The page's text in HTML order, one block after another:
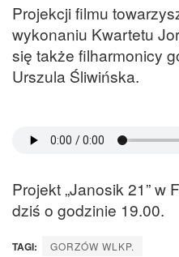
Projekcji filmu
wykonaniu Kwartetu
się także filharmonicy
Urszula Śliwińska.
Projekt „Janosik 21” w
dziś o godzinie 19.00.
TAGI: GORZÓW WLKP.